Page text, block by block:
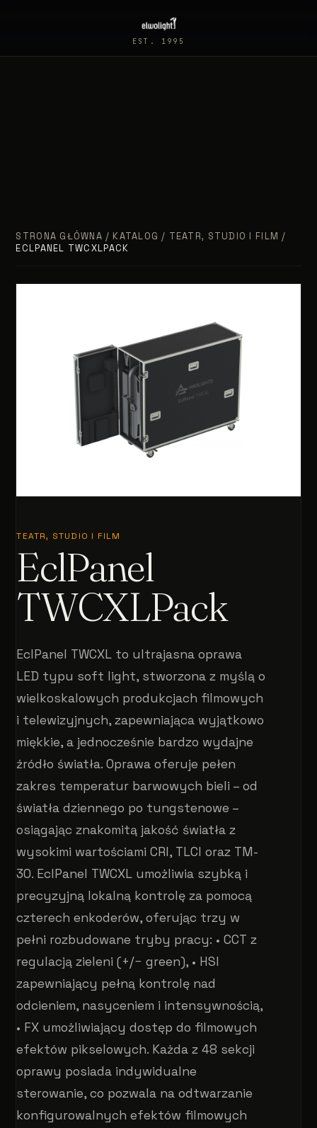
EST. 1995
STRONA GŁÓWNA / KATALOG / TEATR, STUDIO I FILM /
ECLPANEL TWCXLPACK
TEATR, STUDIO I FILM
EclPanel
TWCXLPack
EclPanel TWCXL to ultrajasna oprawa
LED typu soft light, stworzona z myślą o
wielkoskalowych produkcjach filmowych
i telewizyjnych, zapewniająca wyjątkowo
miękkie, a jednocześnie bardzo wydajne
źródło światła. Oprawa oferuje pełen
zakres temperatur barwowych bieli – od
światła dziennego po tungstenowe –
osiągając znakomitą jakość światła z
wysokimi wartościami CRI, TLCI oraz TM-
30. EclPanel TWCXL umożliwia szybką i
precyzyjną lokalną kontrolę za pomocą
czterech enkoderów, oferując trzy w
pełni rozbudowane tryby pracy: • CCT z
regulacją zieleni (+/− green), • HSI
zapewniający pełną kontrolę nad
odcieniem, nasyceniem i intensywnością,
• FX umożliwiający dostęp do filmowych
efektów pikselowych. Każda z 48 sekcji
oprawy posiada indywidualne
sterowanie, co pozwala na odtwarzanie
konfigurowalnych efektów filmowych